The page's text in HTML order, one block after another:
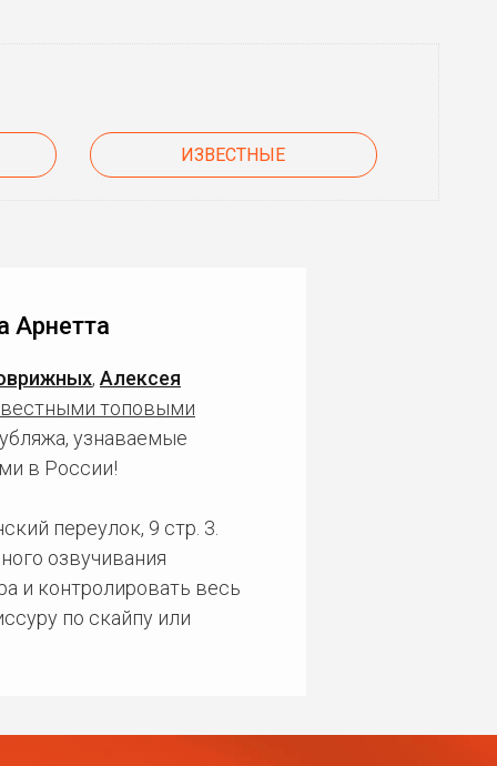
ИЗВЕСТНЫЕ
Арнетта
, Алексея
топовыми
узнаваемые
в России!
переулок, 9 стр. 3.
озвучивания
и контролировать весь
по скайпу или